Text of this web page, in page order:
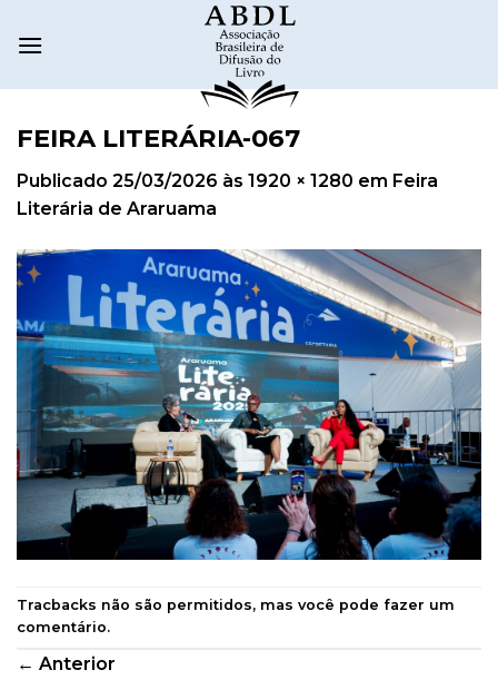
FEIRA LITERÁRIA-067
Publicado 25/03/2026 às 1920 × 1280 em Feira
Literária de Araruama
Tracbacks não são permitidos, mas você pode fazer um
comentário.
← Anterior